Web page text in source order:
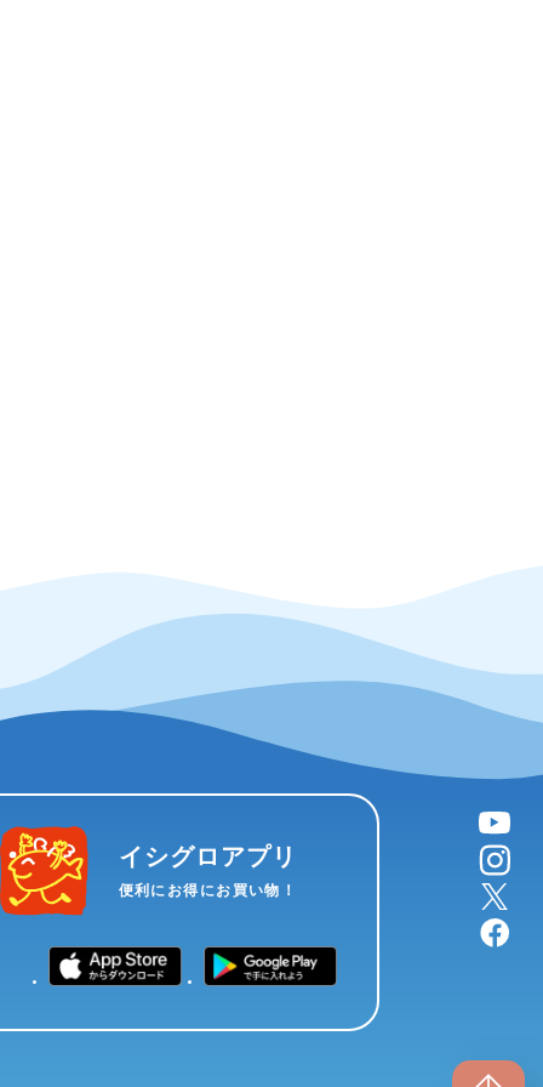
イシグロアプリ
便利にお得にお買い物！
YouTube
instagram
X
facebook